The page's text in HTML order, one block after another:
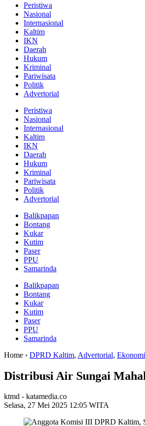
Peristiwa
Nasional
Internasional
Kaltim
IKN
Daerah
Hukum
Kriminal
Pariwisata
Politik
Advertorial
Peristiwa
Nasional
Internasional
Kaltim
IKN
Daerah
Hukum
Kriminal
Pariwisata
Politik
Advertorial
Balikpapan
Bontang
Kukar
Kutim
Paser
PPU
Samarinda
Balikpapan
Bontang
Kukar
Kutim
Paser
PPU
Samarinda
Home › DPRD Kaltim, Advertorial, Ekonomi
Distribusi Air Sungai
ktmd - katamedia.co
Selasa, 27 Mei 2025 12:05 WITA